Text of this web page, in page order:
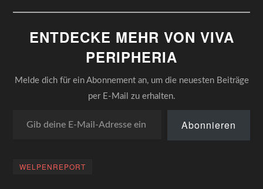
Universums und strullerte
eher betrübliche Nachricht
ENTDECKE MEHR VON VIVA
PERIPHERIA
Melde dich für ein Abonnement an, um die neuesten Beiträge
per E-Mail zu erhalten.
Abonnieren
WELPENREPORT